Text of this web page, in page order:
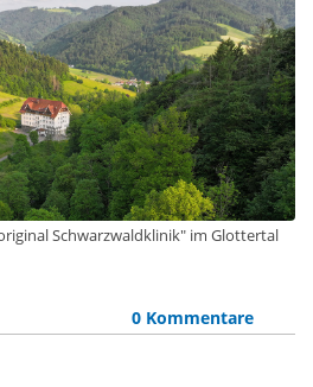
Schwarzwaldklinik" im Glottertal
0 Kommentare